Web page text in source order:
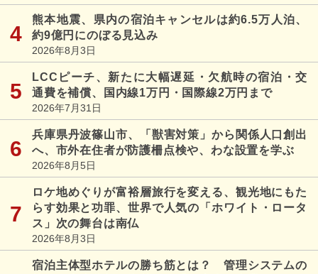
熊本地震、県内の宿泊キャンセルは約6.5万人泊、
約9億円にのぼる見込み
2026年8月3日
LCCピーチ、新たに大幅遅延・欠航時の宿泊・交
通費を補償、国内線1万円・国際線2万円まで
2026年7月31日
兵庫県丹波篠山市、「獣害対策」から関係人口創出
へ、市外在住者が防護柵点検や、わな設置を学ぶ
2026年8月5日
ロケ地めぐりが富裕層旅行を変える、観光地にもた
らす効果と功罪、世界で人気の「ホワイト・ロータ
ス」次の舞台は南仏
2026年8月3日
宿泊主体型ホテルの勝ち筋とは？ 管理システムの